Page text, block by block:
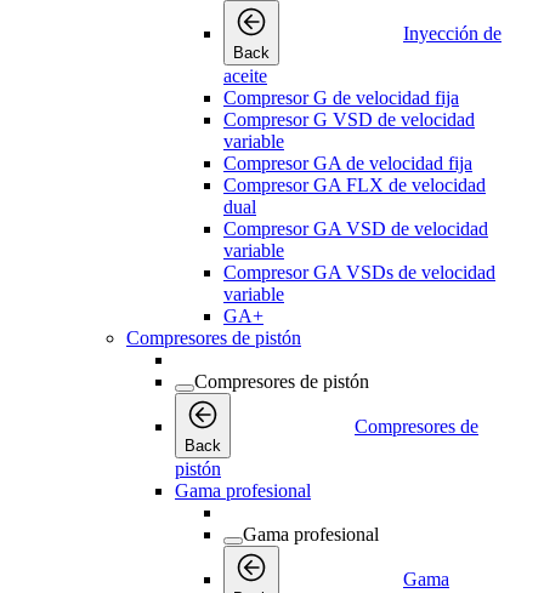
Back
Inyección de
aceite
Compresor G de velocidad fija
Compresor G VSD de velocidad
variable
Compresor GA de velocidad fija
Compresor GA FLX de velocidad
dual
Compresor GA VSD de velocidad
variable
Compresor GA VSDs de velocidad
variable
GA+
Compresores de pistón
Compresores de pistón
Back
Compresores de
pistón
Gama profesional
Gama profesional
Gama